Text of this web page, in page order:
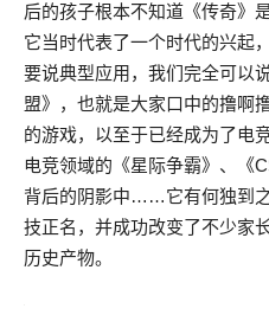
后的孩子根本不知道《传奇》
它当时代表了一个时代的兴起
要说典型应用，我们完全可
盟》，也就是大家口中的撸啊
的游戏，以至于已经成为了电
电竞领域的《星际争霸》、《
背后的阴影中……它有何独到
技正名，并成功改变了不少家
历史产物。